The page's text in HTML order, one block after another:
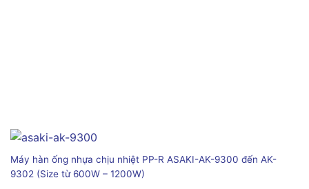
Máy hàn ống nhựa chịu nhiệt PP-R ASAKI-AK-9300 đến AK-
9302 (Size từ 600W – 1200W)